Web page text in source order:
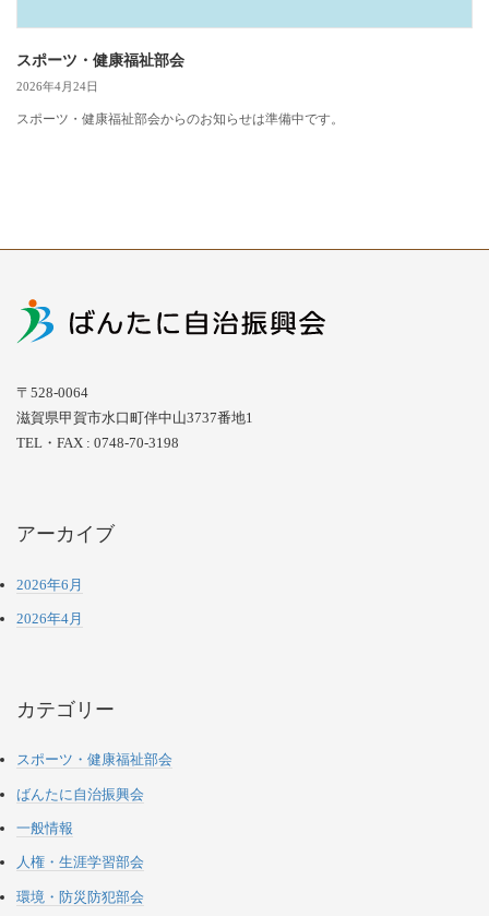
スポーツ・健康福祉部会
2026年4月24日
スポーツ・健康福祉部会からのお知らせは準備中です。
〒528-0064
滋賀県甲賀市水口町伴中山3737番地1
TEL・FAX : 0748-70-3198
アーカイブ
2026年6月
2026年4月
カテゴリー
スポーツ・健康福祉部会
ばんたに自治振興会
一般情報
人権・生涯学習部会
環境・防災防犯部会